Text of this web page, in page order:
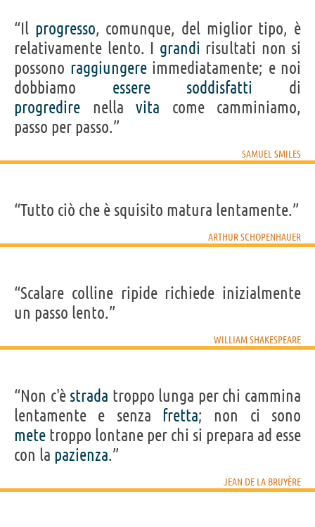
“Il progresso, comunque, del miglior tipo, è
relativamente lento. I grandi risultati non si
possono raggiungereimmediatamente; e noi
dobbiamo essere soddisfatti di
progredire nella vita come camminiamo,
passo per passo.”
SAMUEL SMILES
“Tutto ciò che è squisito matura lentamente.”
ARTHUR SCHOPENHAUER
“Scalare colline ripide richiede inizialmente
un passo lento.”
WILLIAM SHAKESPEARE
“Non c'è strada troppo lunga per chi cammina
lentamente e senza fretta; non ci sono
mete troppo lontane per chi si prepara ad esse
con la pazienza.”
JEAN DE LA BRUYÈRE